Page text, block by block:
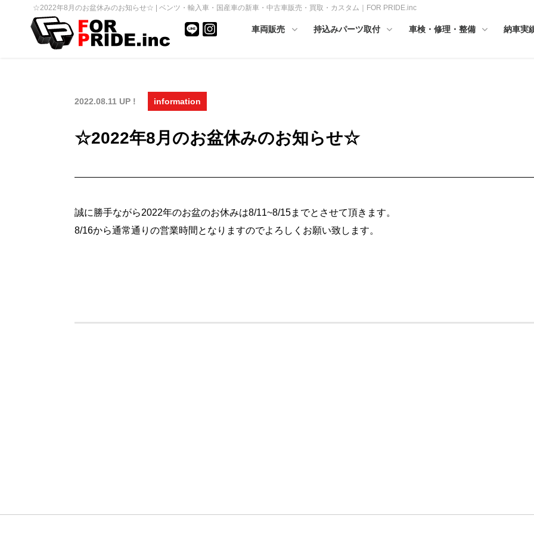
☆2022年8月のお盆休みのお知らせ☆ | ベンツ・輸入車・国産車の新車・中古車販売・買取・カスタム｜FOR PRIDE.inc
車両販売 持込みパーツ取付 車検・修理・整備 納車実
2022.08.11 UP ! information
☆2022年8月のお盆休みのお知らせ☆
誠に勝手ながら2022年のお盆のお休みは8/11~8/15までとさせて頂きます。
8/16から通常通りの営業時間となりますのでよろしくお願い致します。